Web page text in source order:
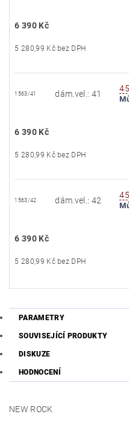
6 390 Kč
5 280,99 Kč bez DPH
1563/41 dám.vel.: 41
6 390 Kč
5 280,99 Kč bez DPH
1563/42 dám.vel.: 42
6 390 Kč
5 280,99 Kč bez DPH
PARAMETRY
SOUVISEJÍCÍ PRODUKTY
DISKUZE
HODNOCENÍ
NEW ROCK